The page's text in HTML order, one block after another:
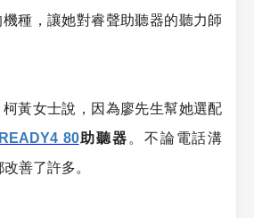
種，讓她對睿聲助聽器的聽力師
黃女士說，因為廖先生幫她選配
READY4 80助聽器 。不論電話溝
善了許多。